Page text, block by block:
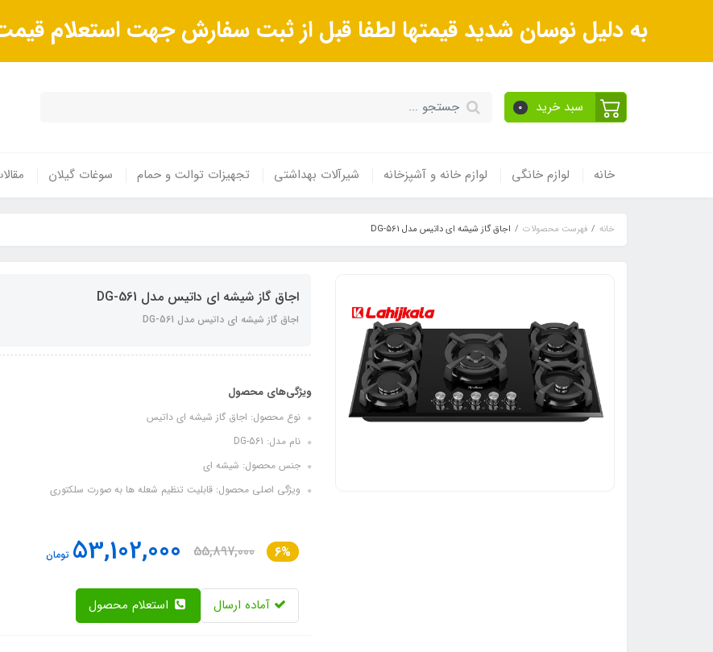
به دلیل نوسان شدید قیمتها لطفا قبل از ثبت سفارش جهت استعلام
سبد خرید 0
خانه لوازم خانگی لوازم خانه و آشپزخانه شیرآلات بهداشتی تجهیزات توالت و حمام سوغات گیلان
خانه فهرست محصولات اجاق گاز شیشه ای داتیس مدل DG-561
اجاق گاز شیشه ای داتیس مدل DG-561
اجاق گاز شیشه ای داتیس مدل DG-561
ویژگی‌های محصول
نوع محصول: اجاق گاز شیشه ای داتیس
نام مدل: DG-561
جنس محصول: شیشه ای
ویژگی اصلی محصول: قابلیت تنظیم شعله ها به صورت سلکتوری
6%
55,897,000
53,102,000 تومان
آماده ارسال